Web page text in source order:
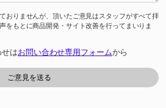
おりませんが、頂いたご意見はスタッフがすべて拝
をもとに商品開発・サイト改善を行ってまいりま
はお問い合わせ専用フォームから